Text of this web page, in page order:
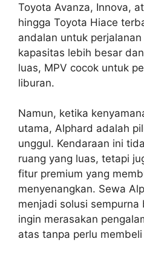
Toyota Avanza, Innova,
hingga Toyota Hiace
andalan untuk
kapasitas lebih besar
luas, MPV cocok untuk
liburan.
Namun, ketika
utama, Alphard adalah
unggul. Kendaraan ini
ruang yang luas, tetapi
fitur premium yang
menyenangkan. Sewa
menjadi solusi sempurna
ingin merasakan
atas tanpa perlu